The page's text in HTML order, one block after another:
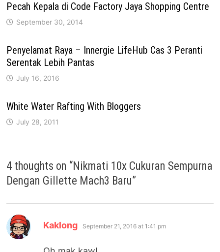
Pecah Kepala di Code Factory Jaya Shopping Centre
September 30, 2014
Penyelamat Raya – Innergie LifeHub Cas 3 Peranti
Serentak Lebih Pantas
July 16, 2016
White Water Rafting With Bloggers
July 28, 2011
4 thoughts on “Nikmati 10x Cukuran Sempurna
Dengan Gillette Mach3 Baru”
Kaklong says:
September 21, 2016 at 1:41 pm